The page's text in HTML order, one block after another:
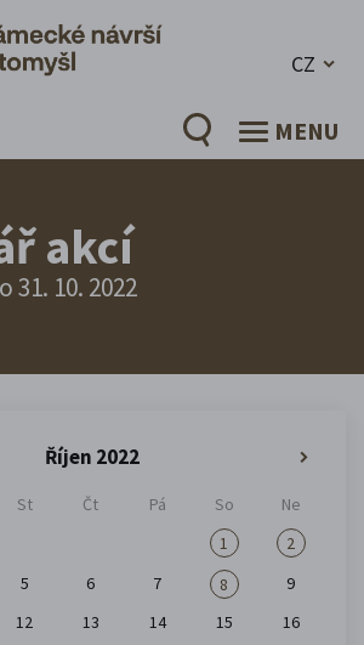
CZ
MENU
akcí
31. 10. 2022
Říjen 2022
St Čt Pá So
Ne
1
2
5 6 7 8
9
12 13 14 15
16